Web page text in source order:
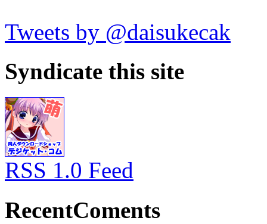
Tweets by @daisukecak
Syndicate this site
RSS 1.0 Feed
RecentComents